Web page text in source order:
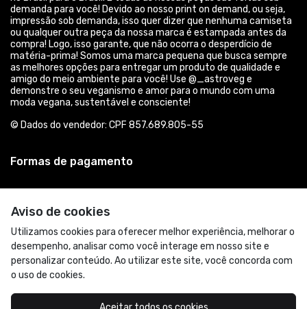
Aviso de cookies
Utilizamos cookies para oferecer melhor experiência, melhorar o
desempenho, analisar como você interage em nosso site e
personalizar conteúdo. Ao utilizar este site, você concorda com
o uso de cookies.
demanda para você! Devido ao nosso print on demand, ou seja,
impressão sob demanda, isso quer dizer que nenhuma camiseta
ou qualquer outra peça da nossa marca é estampada antes da
compra! Logo, isso garante, que não ocorra o desperdício de
matéria-prima! Somos uma marca pequena que busca sempre
as melhores opções para entregar um produto de qualidade e
amigo do meio ambiente para você! Use @_astroveg e
demonstre o seu veganismo e amor para o mundo com uma
moda vegana, sustentável e consciente!
© Dados do vendedor: CPF 857.689.805-55
Formas de pagamento